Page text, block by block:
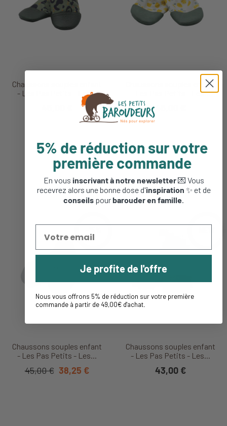
Chaussons souples enfant
- Les Pas Petits - Les...
Chaussons souples enfant
- Les Pas Petits - Les...
Chaussons souples enfant
- Les Pas Petits - Les...
45,00 € 38,25 €
Chaussons souples enfant
- Les Pas Petits - Les...
43,00 €
5% de réduction sur votre
première commande
En vous inscrivant à notre newsletter💌 Vous
recevrez alors une bonne dose d'inspiration ✨ et de
conseils pourbarouder en famille.
Je profite de l'offre
Nous vous offrons 5% de réduction sur votre première
commande à partir de 49,00€ d'achat.